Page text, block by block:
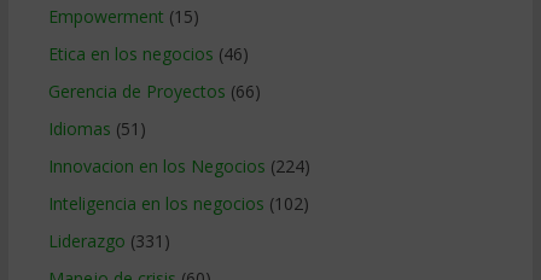
Empowerment (15)
Etica en los negocios (46)
Gerencia de Proyectos (66)
Idiomas (51)
Innovacion en los Negocios (224)
Inteligencia en los negocios (102)
Liderazgo (331)